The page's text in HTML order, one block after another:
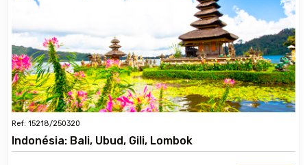
Ref: 15218/250320
Indonésia: Bali, Ubud, Gili, Lombok